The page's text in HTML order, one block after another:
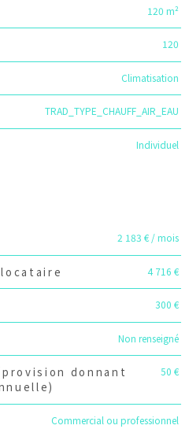
120 m²
120
Climatisation
TRAD_TYPE_CHAUFF_AIR_EAU
Individuel
2 183 € / mois
4 716 €
300 €
Non renseigné
donnant
50 €
Commercial ou professionnel